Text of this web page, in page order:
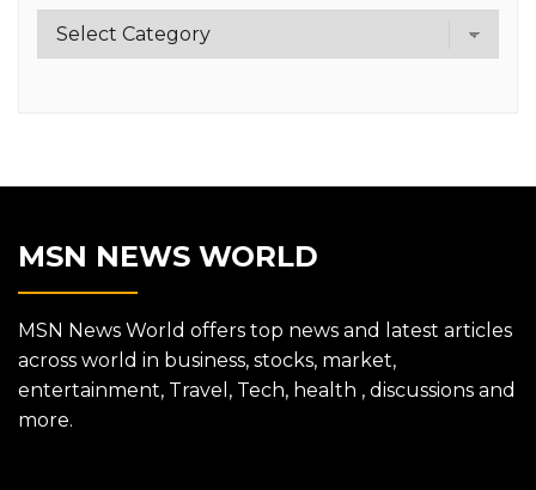
Category
MSN NEWS WORLD
MSN News World offers top news and latest articles
across world in business, stocks, market,
entertainment, Travel, Tech, health , discussions and
more.